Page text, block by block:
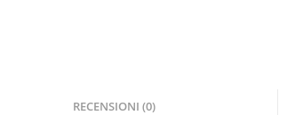
RECENSIONI (0)